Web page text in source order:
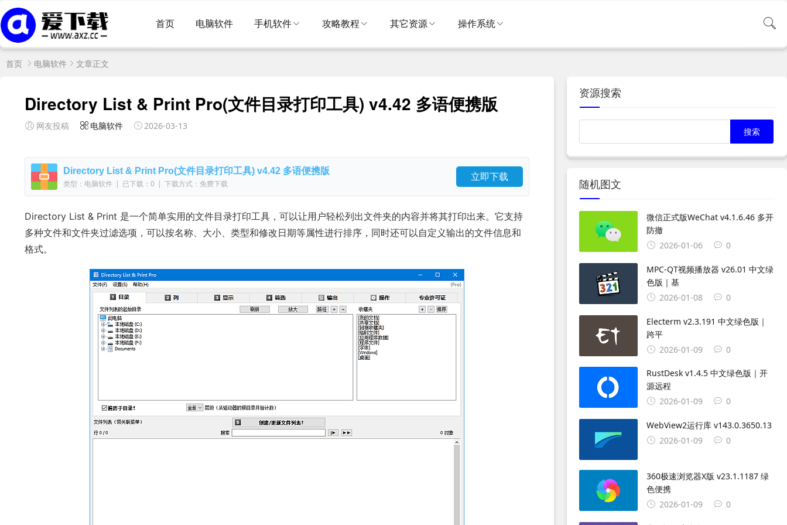
首页 电脑软件 手机软件 攻略教程 其它资源 操作系统
首页 电脑软件 文章正文
Directory List & Print Pro(文件目录打印工具) v4.42 多语便携版
网友投稿 电脑软件 2026-03-13
Directory List & Print Pro(文件目录打印工具) v4.42 多语便携版
类型：电脑软件 | 已下载：0 | 下载方式：免费下载
立即下载
Directory List & Print 是一个简单实用的文件目录打印工具，可以让用户轻松列出文件夹的内容并将其打印出来。它支持
多种文件和文件夹过滤选项，可以按名称、大小、类型和修改日期等属性进行排序，同时还可以自定义输出的文件信息和
格式。
资源搜索
随机图文
微信正式版WeChat v4.1.6.46 多开
防撤
2026-01-06
0
MPC-QT视频播放器 v26.01 中文绿
色版｜基
2026-01-08
0
Electerm v2.3.191 中文绿色版｜
跨平
2026-01-09
0
RustDesk v1.4.5 中文绿色版｜开
源远程
2026-01-09
0
WebView2运行库 v143.0.3650.13
2026-01-09
0
360极速浏览器X版 v23.1.1187 绿
色便携
2026-01-09
0